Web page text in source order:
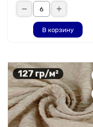
В корзину
127 гр/м²